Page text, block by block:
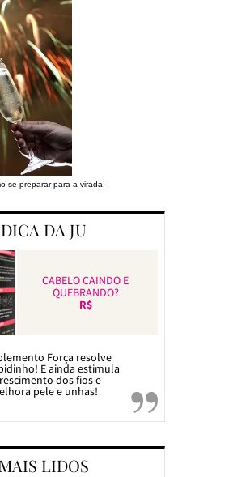
se preparar para a virada!
DICA DA JU
CABELO CAINDO E
QUEBRANDO?
R$
Força resolve
E ainda estimula
dos fios e
pele e unhas!
MAIS LIDOS